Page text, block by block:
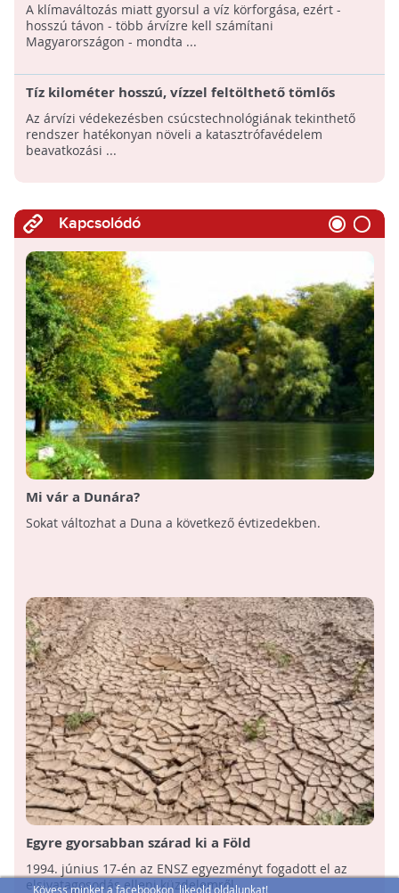
Kövess minket a facebookon, likeold oldalunkat!
A klímaváltozás miatt gyorsul a víz körforgása, ezért -
hosszú távon - több árvízre kell számítani
Magyarországon - mondta ...
Tíz kilométer hosszú, vízzel feltölthető tömlős
mobilgát az árvízi védekezésért
Az árvízi védekezésben csúcstechnológiának tekinthető
rendszer hatékonyan növeli a katasztrófavédelem
beavatkozási ...
Kapcsolódó
Mi vár a Dunára?
Sokat változhat a Duna a következő évtizedekben.
Egyre gyorsabban szárad ki a Föld
1994. június 17-én az ENSZ egyezményt fogadott el az
elsivatagosodás elleni küzdelemről.